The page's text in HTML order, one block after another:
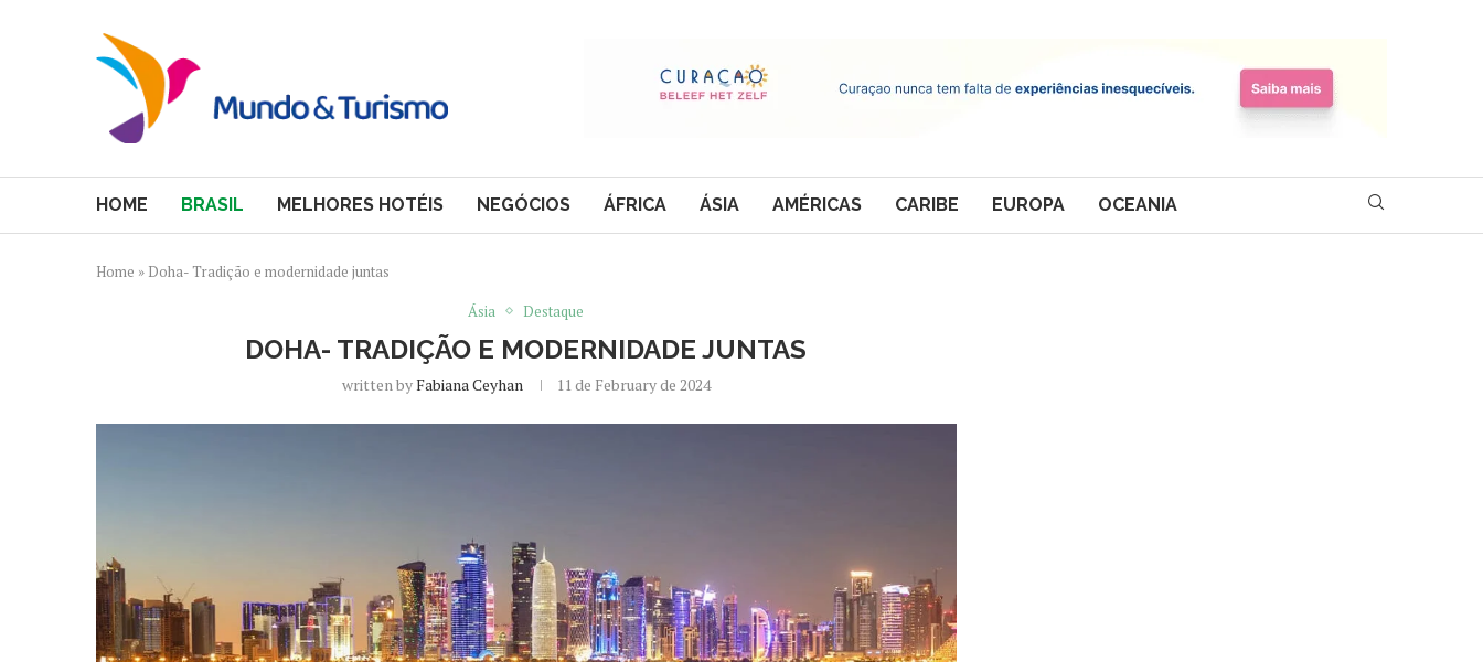
HOME BRASIL MELHORES HOTÉIS NEGÓCIOS ÁFRICA ÁSIA AMÉRICAS CARIBE EUROPA OCEANIA
Home » Doha- Tradição e modernidade juntas
Ásia
Destaque
DOHA- TRADIÇÃO E MODERNIDADE JUNTAS
written byFabiana Ceyhan 11 de February de 2024